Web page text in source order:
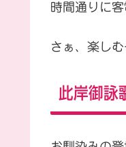
時間通りに
さぁ、楽しむ
此岸御詠